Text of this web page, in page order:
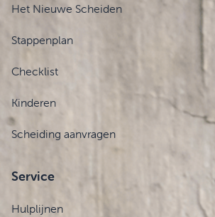
Het Nieuwe Scheiden
Stappenplan
Checklist
Kinderen
Scheiding aanvragen
Service
Hulplijnen